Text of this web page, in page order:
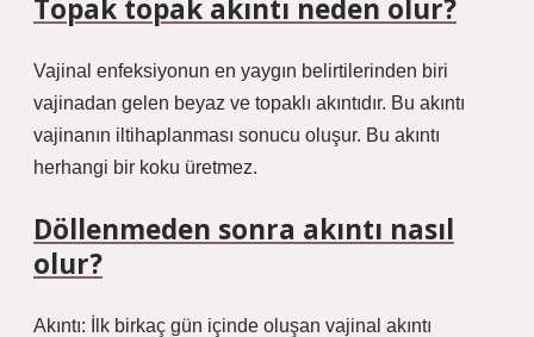
Topak topak akıntı neden olur?
Vajinal enfeksiyonun en yaygın belirtilerinden biri
vajinadan gelen beyaz ve topaklı akıntıdır. Bu akıntı
vajinanın iltihaplanması sonucu oluşur. Bu akıntı
herhangi bir koku üretmez.
Döllenmeden sonra akıntı nasıl
olur?
Akıntı: İlk birkaç gün içinde oluşan vajinal akıntı